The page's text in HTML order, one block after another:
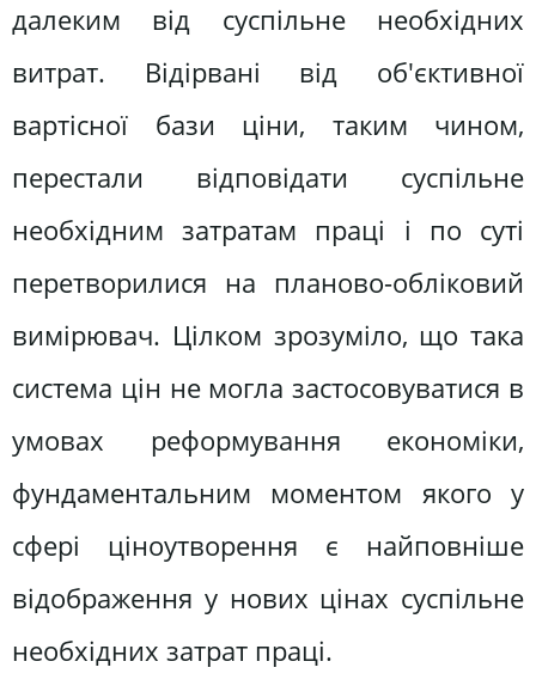
далеким від суспільне необхідних
витрат. Відірвані від об'єктивної
вартісної бази ціни, таким чином,
перестали відповідати суспільне
необхідним затратам праці і по суті
перетворилися на планово-обліковий
вимірювач. Цілком зрозуміло, що така
система цін не могла застосовуватися в
умовах реформування економіки,
фундаментальним моментом якого у
сфері ціноутворення є найповніше
відображення у нових цінах суспільне
необхідних затрат праці.